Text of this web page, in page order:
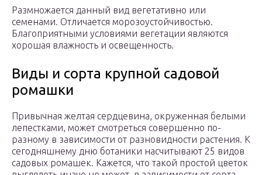
Размножается данный вид вегетативно или
семенами. Отличается морозоустойчивостью.
Благоприятными условиями вегетации являются
хорошая влажность и освещенность.
Виды и сорта крупной садовой
ромашки
Привычная желтая сердцевина, окруженная белыми
лепестками, может смотреться совершенно по-
разному в зависимости от разновидности растения. К
сегодняшнему дню ботаники насчитывают 25 видов
садовых ромашек. Кажется, что такой простой цветок